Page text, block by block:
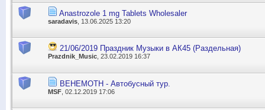
Anastrozole 1 mg Tablets Wholesaler
saradavis , 13.06.2025 13:20
21/06/2019 Праздник Музыки в АК45 (Раздельная)
Prazdnik_Music , 23.02.2019 16:37
BEHEMOTH - Автобусный тур.
MSF , 02.12.2019 17:06